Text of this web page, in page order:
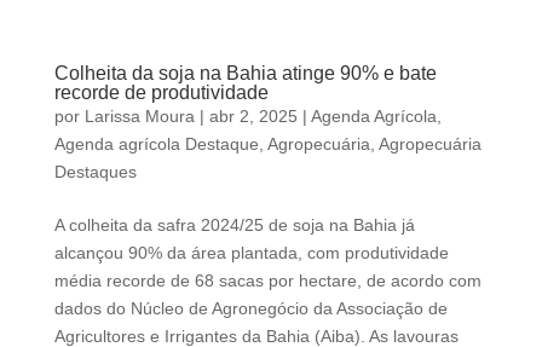
Colheita da soja na Bahia atinge 90% e bate
recorde de produtividade
por Larissa Moura | abr 2, 2025 | Agenda Agrícola
Agenda agrícola Destaque Agropecuária Agropecuária
Destaques
A colheita da safra 2024/25 de soja na Bahia já
alcançou 90% da área plantada, com produtividade
média recorde de 68 sacas por hectare, de acordo com
dados do Núcleo de Agronegócio da Associação de
Agricultores e Irrigantes da Bahia (Aiba). As lavouras